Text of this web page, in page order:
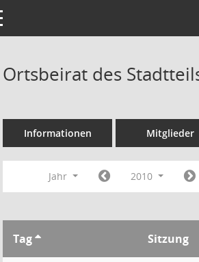
navigation
Ortsbeirat des
Informationen Mitglieder
Jahr 2010
Tag Sitzung